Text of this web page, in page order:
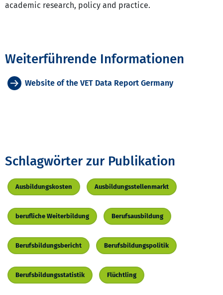
academic research, policy and practice.
Weiterführende Informationen
Website of the VET Data Report Germany
Schlagwörter zur Publikation
Ausbildungskosten Ausbildungsstellenmarkt
berufliche Weiterbildung Berufsausbildung
Berufsbildungsbericht Berufsbildungspolitik
Berufsbildungsstatistik Flüchtling